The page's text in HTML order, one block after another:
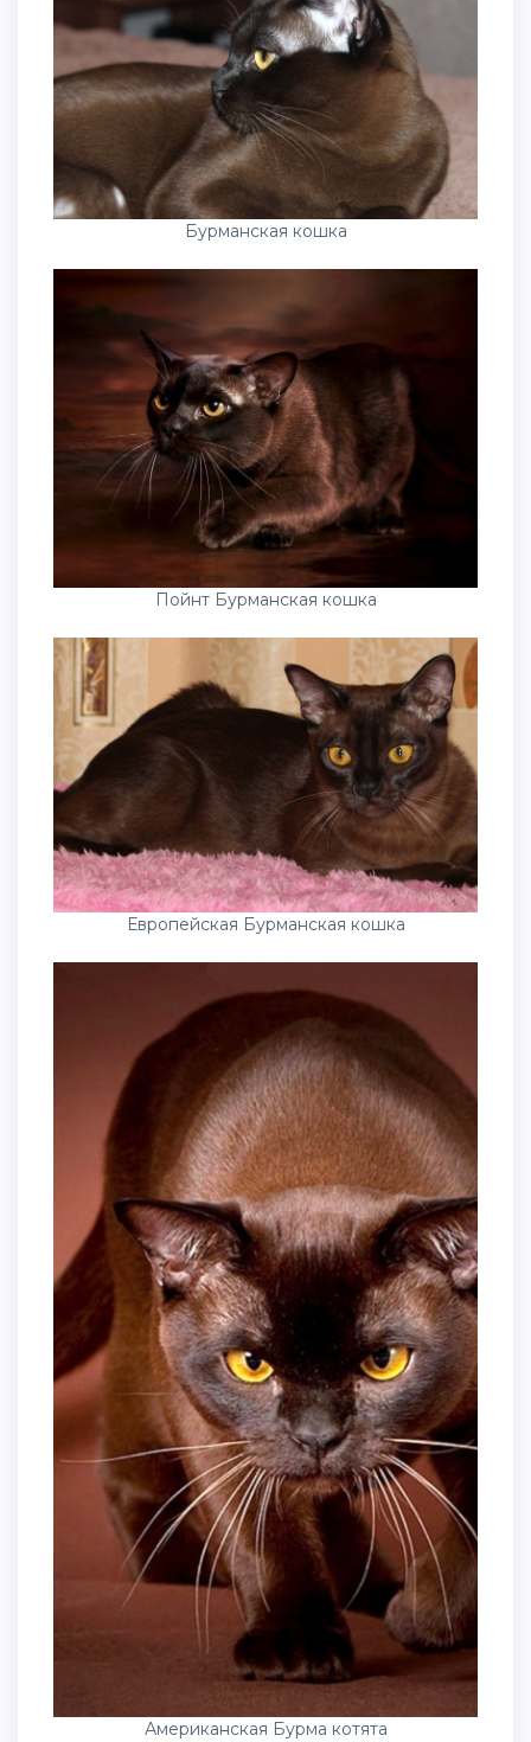
Бурманская кошка
Пойнт Бурманская кошка
Европейская Бурманская кошка
Американская Бурма котята